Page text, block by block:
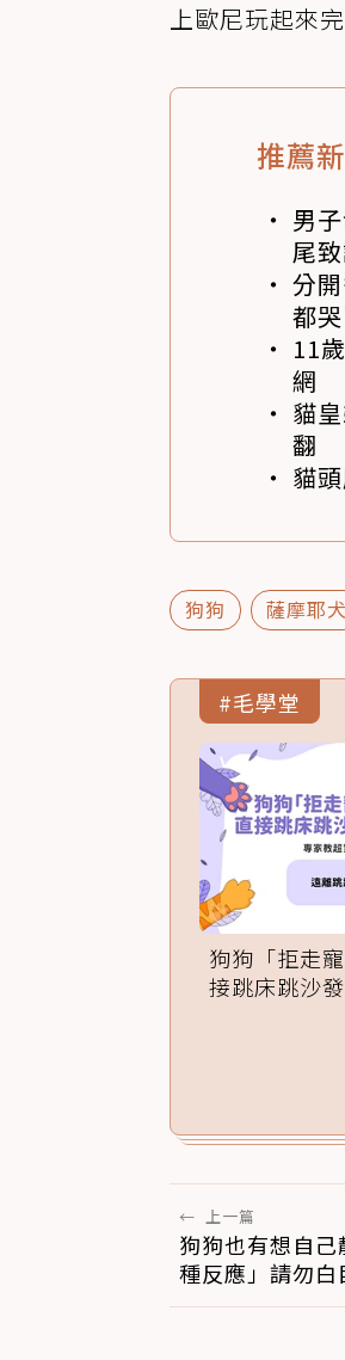
上歐尼玩起來
推薦
男
尾
分
都
11
網
貓
翻
貓
狗狗 薩摩耶犬
#毛學堂
狗狗「拒走
接跳床跳沙
← 上一篇
狗狗也有想自
種反應」請勿白